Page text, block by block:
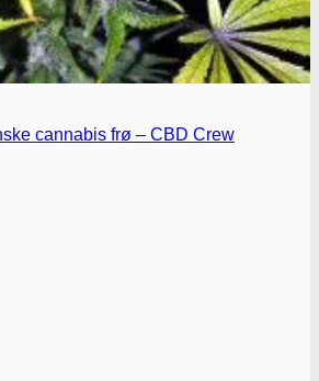
cannabis frø – CBD Crew